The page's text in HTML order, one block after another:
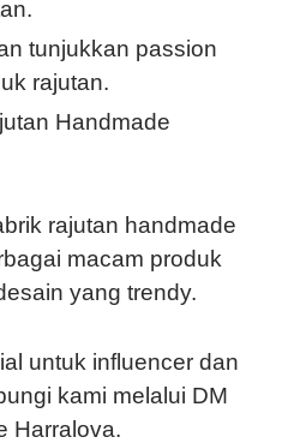
tunjukkan passion
rajutan.
Handmade
rajutan handmade
macam produk
yang trendy.
untuk influencer dan
kami melalui DM
Harralova.